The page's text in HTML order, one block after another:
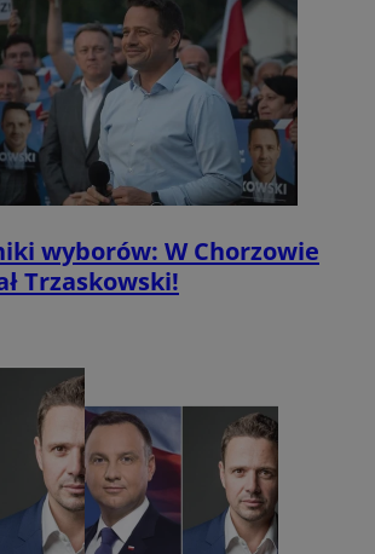
wyborów: W Chorzowie
Trzaskowski!